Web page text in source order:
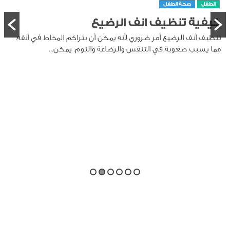
الطفل صحة الطفل
كيفية تنظيف انف الرضيع
تنظيف أنف الرضيع أمر ضروري لأنه يمكن أن يتراكم المخاط في أنفه،
مما يسبب صعوبة في التنفس والرضاعة والنوم. يمكن...